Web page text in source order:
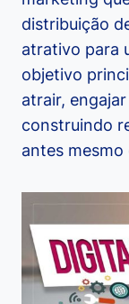
distribuição
atrativo para
objetivo
atrair,
construindo
antes